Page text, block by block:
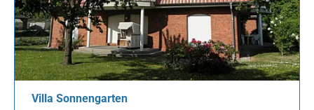
Villa Sonnengarten